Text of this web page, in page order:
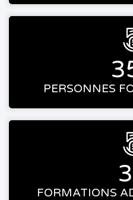
PERSONNES
FORMATIONS